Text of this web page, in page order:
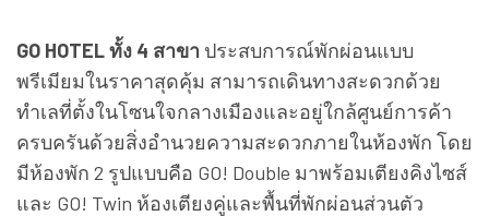
GO HOTEL ทั้ง 4 สาขา ประสบการณ์พักผ่อนแบบ
พรีเมียมในราคาสุดคุ้ม สามารถเดินทางสะดวกด้วย
ทำเลที่ตั้งในโซนใจกลางเมืองและอยู่ใกล้ศูนย์การค้า
ครบครันด้วยสิ่งอำนวยความสะดวกภายในห้องพัก โดย
มีห้องพัก 2 รูปแบบคือ GO! Double มาพร้อมเตียงคิงไซส์
และ GO! Twin ห้องเตียงคู่และพื้นที่พักผ่อนส่วนตัว